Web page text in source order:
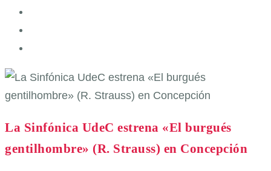
La Sinfónica UdeC estrena «El burgués
gentilhombre» (R. Strauss) en Concepción